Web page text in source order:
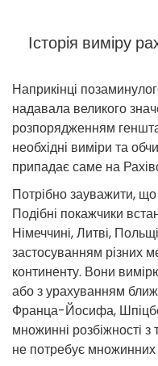
Історія виміру
Наприкінці
надавала великого
розпорядженням
необхідні виміри та
припадає саме на
Потрібно зауважити,
Подібні покажчики
Німеччині, Литві,
застосуванням різних
континенту. Вони
або з урахуванням
Франца-Йосифа,
множинні розбіжності
не потребує множинних